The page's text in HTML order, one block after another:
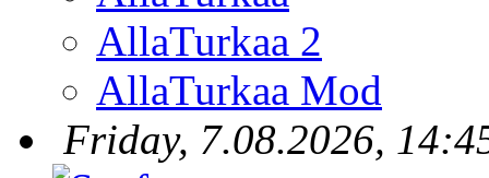
AllaTurkaa 2
AllaTurkaa Mod
Friday, 7.08.2026,